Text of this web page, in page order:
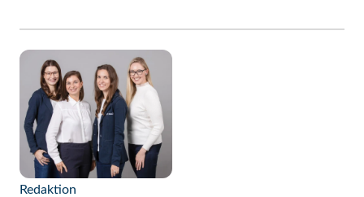
Redaktion